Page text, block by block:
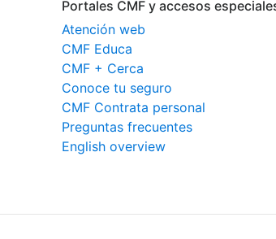
Portales CMF y accesos
Atención web
CMF Educa
CMF + Cerca
Conoce tu seguro
CMF Contrata personal
Preguntas frecuentes
English overview